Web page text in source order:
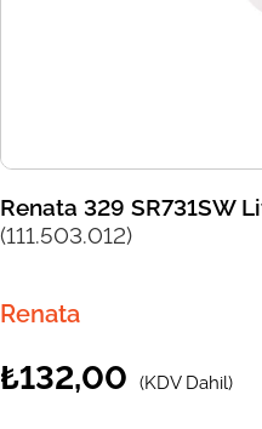
Renata 329 SR731SW
(111.503.012)
Renata
₺132,00 (KDV Dahil)